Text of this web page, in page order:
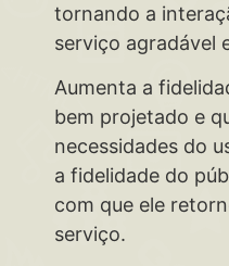
tornando a
serviço agradável
Aumenta a
bem projetado e
necessidades do
a fidelidade do
com que ele
serviço.